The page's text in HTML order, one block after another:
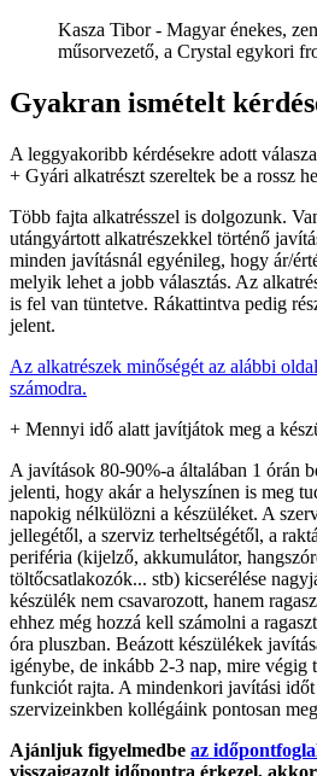
Kasza Tibor - Magyar énekes,
műsorvezető, a Crystal egykori
Gyakran ismételt
A leggyakoribb kérdésekre adott
+ Gyári alkatrészt szereltek be a rossz
Több fajta alkatrésszel is dolgozunk.
utángyártott alkatrészekkel történő
minden javításnál egyénileg, hogy ár/
melyik lehet a jobb választás. Az
is fel van tüntetve. Rákattintva pedig
jelent.
Az alkatrészek minőségét az alábbi
számodra.
+ Mennyi idő alatt javítjátok meg a
A javítások 80-90%-a általában 1 órán
jelenti, hogy akár a helyszínen is meg
napokig nélkülözni a készüléket. A
jellegétől, a szerviz terheltségétől, a
periféria (kijelző, akkumulátor,
töltőcsatlakozók... stb) kicserélése
készülék nem csavarozott, hanem
ehhez még hozzá kell számolni a
óra pluszban. Beázott készülékek
igénybe, de inkább 2-3 nap, mire végig
funkciót rajta. A mindenkori javítási időt
szervizeinkben kollégáink pontosan
Ajánljuk figyelmedbe az
visszaigazolt időpontra érkezel,